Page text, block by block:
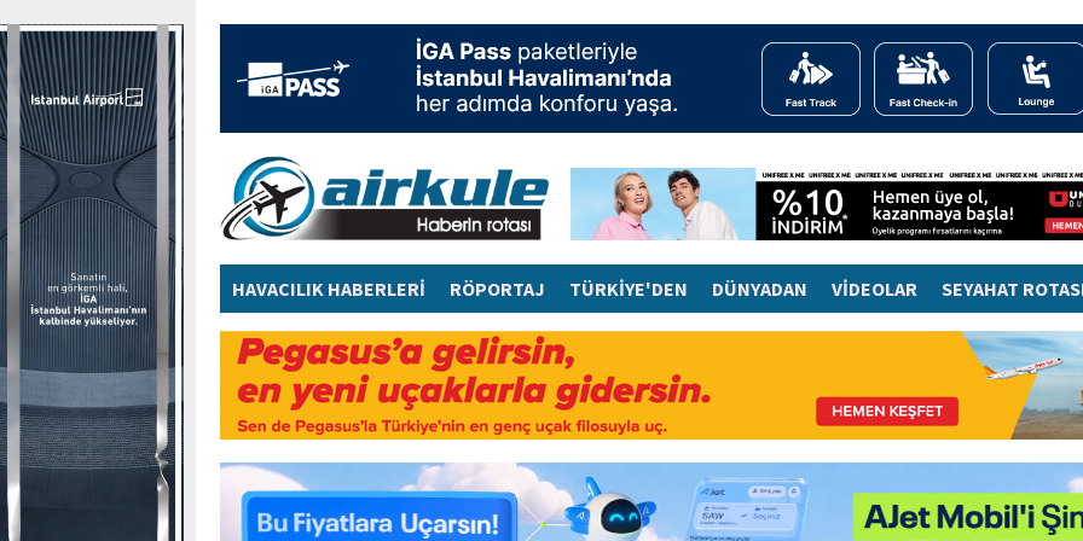
HAVACILIK HABERLERİ RÖPORTAJ TÜRKİYE'DEN DÜNYADAN VİDEOLAR SEYAHAT